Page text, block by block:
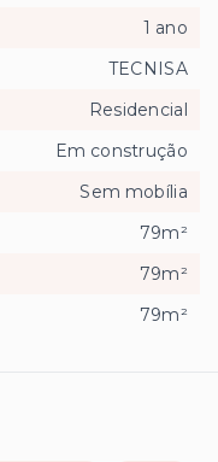
1 ano
TECNISA
Residencial
Em construção
Sem mobília
79m²
79m²
79m²